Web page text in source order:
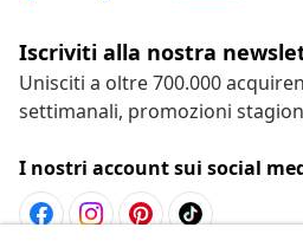
Iscriviti alla nostra
Unisciti a oltre 700.000
settimanali, promozioni
I nostri account sui social